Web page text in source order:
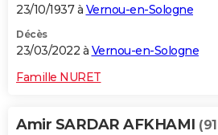
23/10/1937 à Vernou-en-Sologne
Décès
23/03/2022 à Vernou-en-Sologne
Famille NURET
Amir SARDAR AFKHAMI